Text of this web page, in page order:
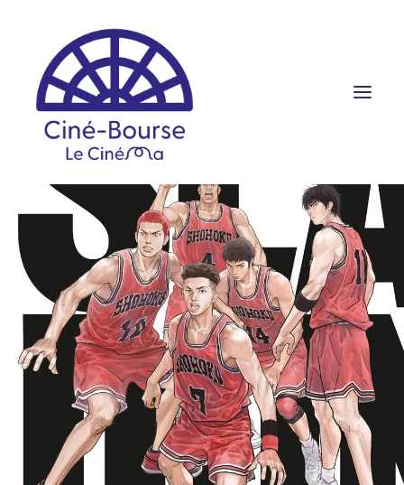
FILMS ET HORAIRES
ÉVÉNEMENTS
SCOLAIRES
PRATIQUE
RÉSERVATION
PROGRAMME